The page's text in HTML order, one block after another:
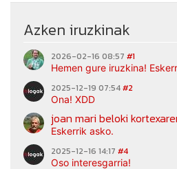
Azken iruzkinak
2026-02-16 08:57 #1
Hemen gure iruzkina!
2025-12-19 07:54#2
Ona! XDD
joan mari beloki
Eskerrik asko.
2025-12-16 14:17 #4
Oso interesgarria!